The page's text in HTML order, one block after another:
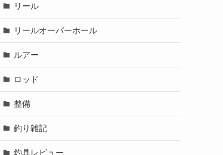
リール
リールオーバーホール
ルアー
ロッド
整備
釣り雑記
釣具レビュー